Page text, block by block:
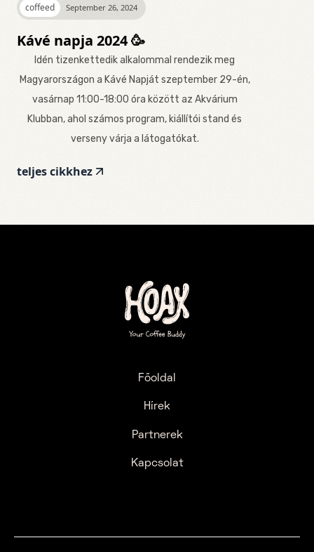
coffeed September 26, 2024
Kávé napja 2024 🥳
Idén tizenkettedik alkalommal rendezik meg
Magyarországon a Kávé Napját szeptember 29-én,
vasárnap 11:00-18:00 óra között az Akvárium
Klubban, ahol számos program, kiállítói stand és
verseny várja a látogatókat.
teljes cikkhez
Főoldal
Hírek
Partnerek
Kapcsolat